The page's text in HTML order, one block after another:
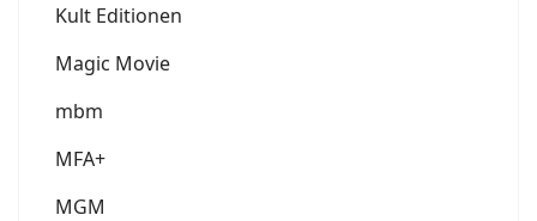
Kult Editionen
Magic Movie
mbm
MFA+
MGM